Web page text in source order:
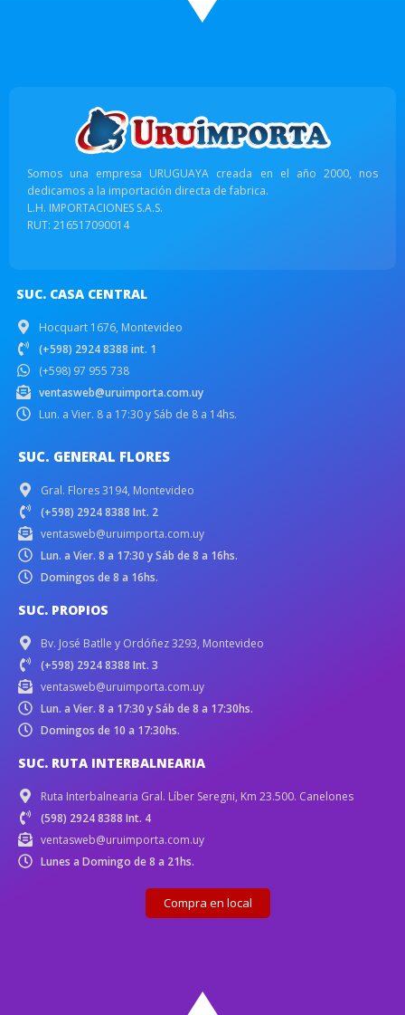
Somos una empresa URUGUAYA creada en el año 2000, nos
dedicamos a la importación directa de fabrica.
L.H. IMPORTACIONES S.A.S.
RUT: 216517090014
SUC. CASA CENTRAL
Hocquart 1676, Montevideo
(+598) 2924 8388 int. 1
(+598) 97 955 738
ventasweb@uruimporta.com.uy
Lun. a Vier. 8 a 17:30 y Sáb de 8 a 14hs.
SUC. GENERAL FLORES
Gral. Flores 3194, Montevideo
(+598) 2924 8388 Int. 2
ventasweb@uruimporta.com.uy
Lun. a Vier. 8 a 17:30 y Sáb de 8 a 16hs.
Domingos de 8 a 16hs.
SUC. PROPIOS
Bv. José Batlle y Ordóñez 3293, Montevideo
(+598) 2924 8388 Int. 3
ventasweb@uruimporta.com.uy
Lun. a Vier. 8 a 17:30 y Sáb de 8 a 17:30hs.
Domingos de 10 a 17:30hs.
SUC. RUTA INTERBALNEARIA
Ruta Interbalnearia Gral. Líber Seregni, Km 23.500. Canelones
(598) 2924 8388 Int. 4
ventasweb@uruimporta.com.uy
Lunes a Domingo de 8 a 21hs.
Compra en local